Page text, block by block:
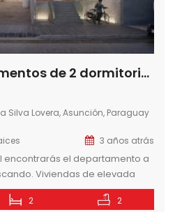
En venta departamentos de 2 dormitorios en Edificio Lumiere del Sol a 1 cuadra del Shopping del Sol, Barrio Las Lomas, Asuncion- Paraguay
Silva Lovera, Asunción, Paraguay
3 años atrás
encontrarás el departamento a
Viviendas de elevada
Shopping del Sol. Edificio de
con amplias terrazas y
2 2